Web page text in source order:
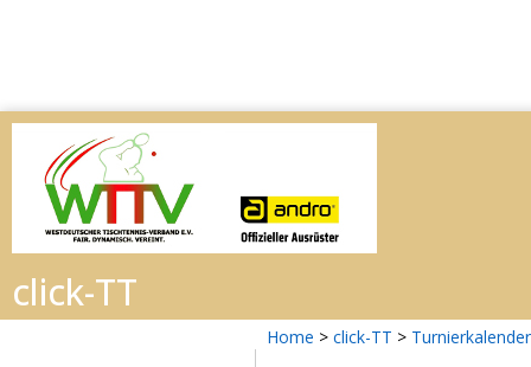
Home > click-TT > Turnierkalender